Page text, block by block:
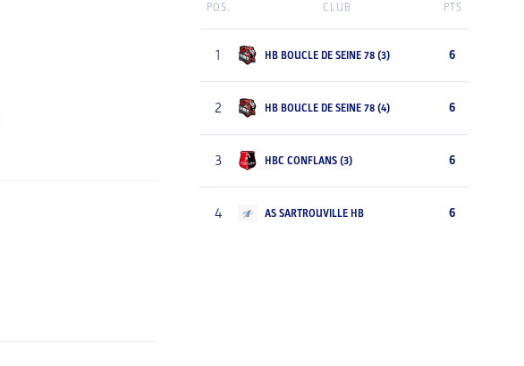
POS. CLUB PTS
1 HB BOUCLE DE SEINE 78 (3) 6
2 HB BOUCLE DE SEINE 78 (4) 6
3 HBC CONFLANS (3) 6
4 AS SARTROUVILLE HB 6